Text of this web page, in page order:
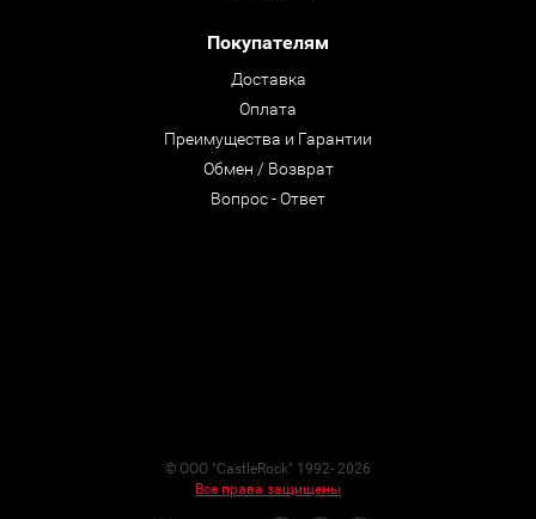
Покупателям
Доставка
Оплата
Преимущества и Гарантии
Обмен / Возврат
Вопрос - Ответ
© ООО "CastleRock" 1992- 2026
Все права защищены